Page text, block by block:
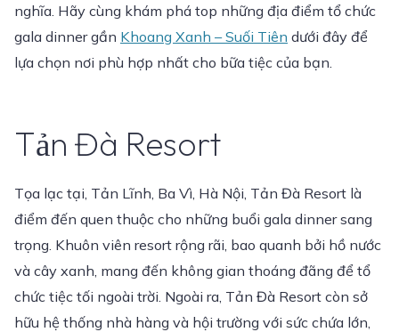
nghĩa. Hãy cùng khám phá top những địa điểm tổ chức
gala dinner gần Khoang Xanh – Suối Tiên dưới đây để
lựa chọn nơi phù hợp nhất cho bữa tiệc của bạn.
Tản Đà Resort
Tọa lạc tại, Tản Lĩnh, Ba Vì, Hà Nội, Tản Đà Resort là
điểm đến quen thuộc cho những buổi gala dinner sang
trọng. Khuôn viên resort rộng rãi, bao quanh bởi hồ nước
và cây xanh, mang đến không gian thoáng đãng để tổ
chức tiệc tối ngoài trời. Ngoài ra, Tản Đà Resort còn sở
hữu hệ thống nhà hàng và hội trường với sức chứa lớn,